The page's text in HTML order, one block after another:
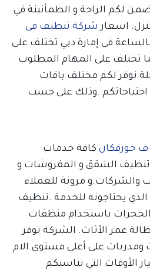
لكم الراحة و الطمأنينة في
اسعار شركة تنظيف فى
فى إمارة دبي تختلف على
تختلف على المهام المطلوب
نوفر لكم مختلف باقات
احتياجاتكم .وذلك على حسب
خورفكان كافة خدمات
تنظيف الشقق و المفروشات و
والشركات.و مرونة للعملاء
يحتاجونه للخدمة .تنظيف
الحجرات باستخدام منظفات
عمر الأثاث. الشركة توفر
على أعلى مستوى.الام
الأوقات التي تناسبكم